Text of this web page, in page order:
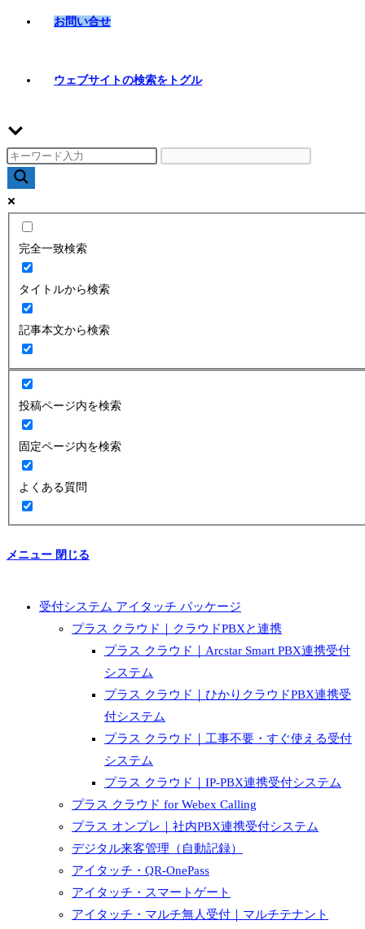
お問い合せ
ウェブサイトの検索をトグル
完全一致検索
タイトルから検索
記事本文から検索
投稿ページ内を検索
固定ページ内を検索
よくある質問
メニュー 閉じる
受付システム アイタッチ パッケージ
プラス クラウド｜クラウドPBXと連携
プラス クラウド｜Arcstar Smart PBX連携受付
システム
プラス クラウド｜ひかりクラウドPBX連携受
付システム
プラス クラウド｜工事不要・すぐ使える受付
システム
プラス クラウド｜IP-PBX連携受付システム
プラス クラウド for Webex Calling
プラス オンプレ｜社内PBX連携受付システム
デジタル来客管理（自動記録）
アイタッチ・QR-OnePass
アイタッチ・スマートゲート
アイタッチ・マルチ無人受付｜マルチテナント